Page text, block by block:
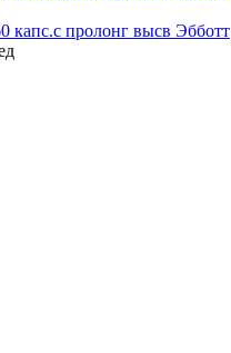
капс.с пролонг высв Эбботт